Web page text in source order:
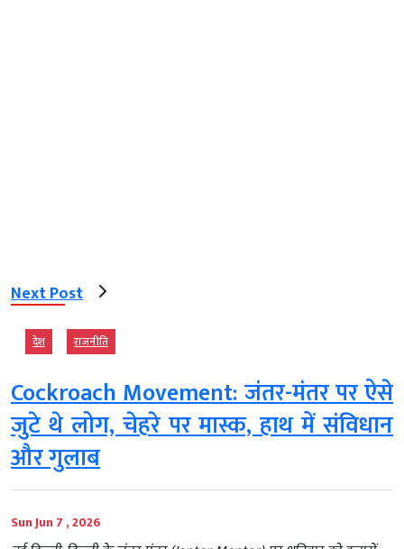
Next Post
देश राजनीति
Cockroach Movement: जंतर-मंतर पर ऐसे
जुटे थे लोग, चेहरे पर मास्क, हाथ में संविधान
और गुलाब
Sun Jun 7 , 2026